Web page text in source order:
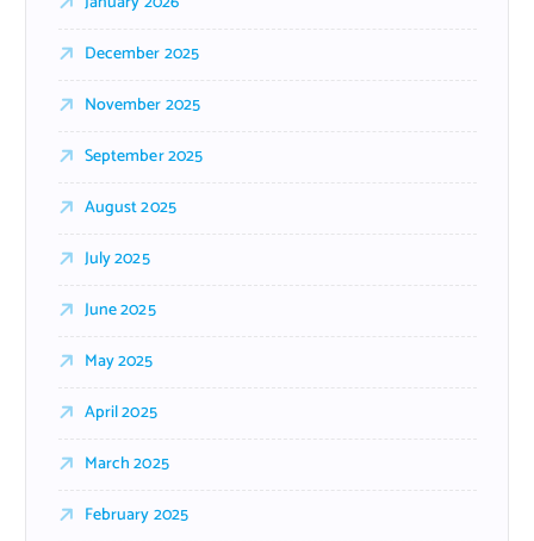
December 2025
November 2025
September 2025
August 2025
July 2025
June 2025
May 2025
April 2025
March 2025
February 2025